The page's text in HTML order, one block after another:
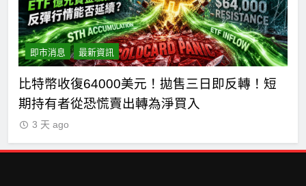
售三日即反轉！短
淨買入
即市消息 最新資訊
比特幣ETF三日吸金6.26億美
獨佔4.79億，華爾街重拾信心